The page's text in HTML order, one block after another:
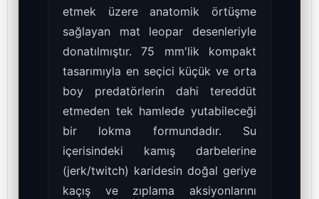
etmek üzere anatomik örtüşme
sağlayan mat leopar desenleriyle
donatılmıştır. 75 mm'lik kompakt
tasarımıyla en seçici küçük ve orta
boy predatörlerin dahi tereddüt
etmeden tek hamlede yutabileceği
bir lokma formundadır. Su
içerisindeki kamış darbelerine
(jerk/twitch) karidesin doğal geriye
kaçış ve zıplama aksiyonlarını